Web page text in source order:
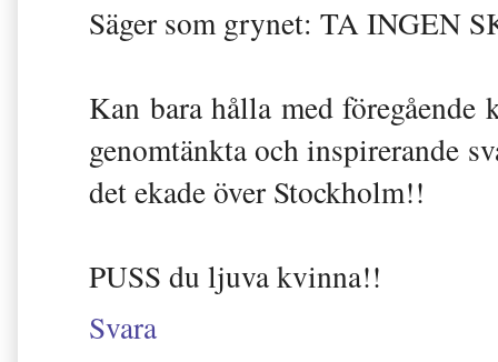
Säger som grynet: TA INGEN
Kan bara hålla med
genomtänkta och inspirerande
det ekade över Stockholm!!
PUSS du ljuva kvinna!!
Svara